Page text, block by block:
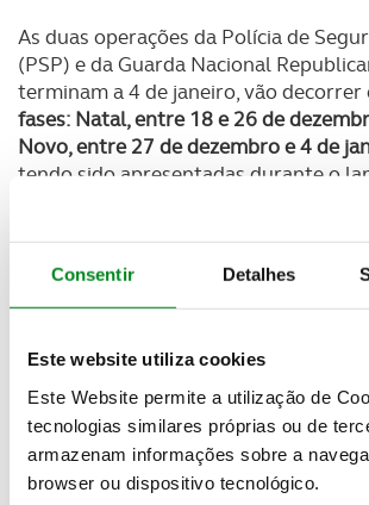
Consentir Detalhes
Este website utiliza cookies
Este Website permite a utilização de
tecnologias similares próprias ou de
armazenam informações sobre a
browser ou dispositivo tecnológico.
As duas operações da Polícia de
(PSP) e da Guarda Nacional
terminam a 4 de janeiro, vão decorrer
fases: Natal, entre 18 e 26 de
Novo, entre 27 de dezembro e 4 de
tendo sido apresentadas durante o
campanha de Natal e Ano Novo da
Nacional de Segurança Rodoviária
Newsletter Revista
do universo ACP.
SUBSCREVER